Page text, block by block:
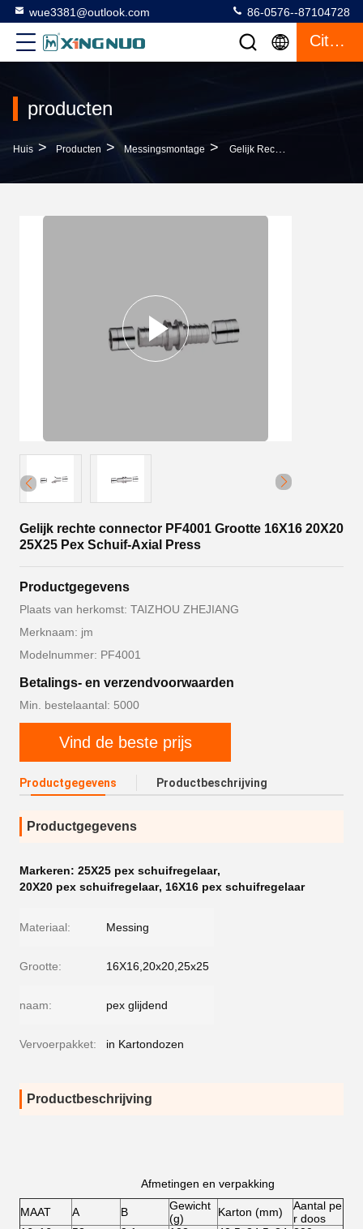
wue3381@outlook.com 86-0576--87104728
Citaat
producten
Huis > Producten > Messingsmontage > Gelijk Rechte Connector PF4001 Grootte 16X16 20X20 25X25 Pex Schuif-Axial Press
Gelijk rechte connector PF4001 Grootte 16X16 20X20
25X25 Pex Schuif-Axial Press
Productgegevens
Plaats van herkomst: TAIZHOU ZHEJIANG
Merknaam: jm
Modelnummer: PF4001
Betalings- en verzendvoorwaarden
Min. bestelaantal: 5000
Vind de beste prijs
Productgegevens Productbeschrijving
Productgegevens
Markeren: 25X25 pex schuifregelaar,
20X20 pex schuifregelaar, 16X16 pex schuifregelaar
Materiaal: Messing
Grootte: 16X16,20x20,25x25
naam: pex glijdend
Vervoerpakket: in Kartondozen
Productbeschrijving
Afmetingen en verpakking
MAAT A B
Gewicht
(g)
Karton (mm)
Aantal pe
r doos